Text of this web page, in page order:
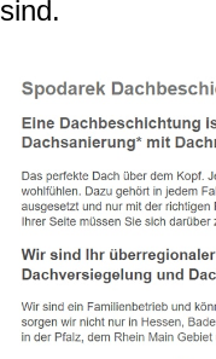
sind.